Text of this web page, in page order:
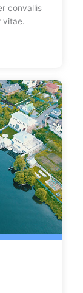
convallis
vitae.